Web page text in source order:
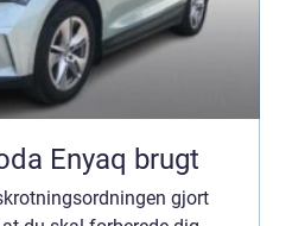
Enyaq brugt
gjort